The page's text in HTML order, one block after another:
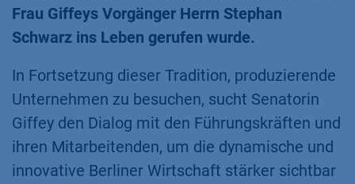
Frau Giffeys Vorgänger Herrn Stephan
Schwarz ins Leben gerufen wurde.
In Fortsetzung dieser Tradition, produzierende
Unternehmen zu besuchen, sucht Senatorin
Giffey den Dialog mit den Führungskräften und
ihren Mitarbeitenden, um die dynamische und
innovative Berliner Wirtschaft stärker sichtbar